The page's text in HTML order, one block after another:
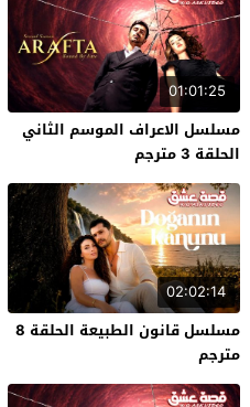
01:01:25
مسلسل الاعراف الموسم الثاني
الحلقة 3 مترجم
02:02:14
مسلسل قانون الطبيعة الحلقة 8
مترجم